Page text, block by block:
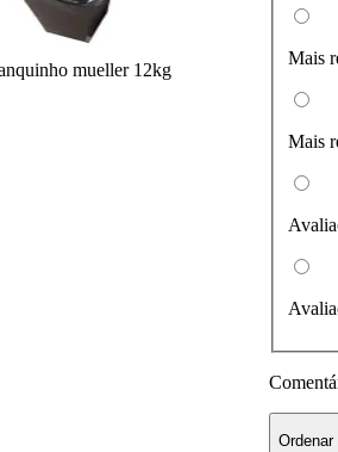
mueller 12kg
Mais
Mais
Ordenar